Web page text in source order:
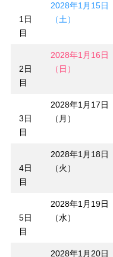
1日
目
2028年1月15日
（土）
2日
目
2028年1月16日
（日）
3日
目
2028年1月17日
（月）
4日
目
2028年1月18日
（火）
5日
目
2028年1月19日
（水）
2028年1月20日